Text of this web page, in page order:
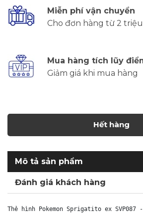
Miễn phí vận chuyển
Cho đơn hàng từ 2
Mua hàng tích lũy
Giảm giá khi mua hàng
Hết hàng
Mô tả sản phẩm
Đánh giá khách hàng
Thẻ hình Pokemon Sprigatito ex